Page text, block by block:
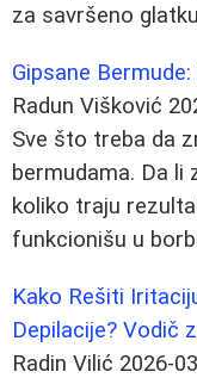
za savršeno
Gipsane
Radun Višković
Sve što treba da
bermudama. Da
koliko traju
funkcionišu u
Kako Rešiti
Depilacije? Vodič
Radin Vilić 2026-